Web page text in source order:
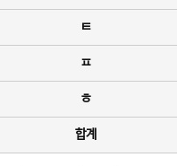
ㅌ
ㅍ
ㅎ
합계